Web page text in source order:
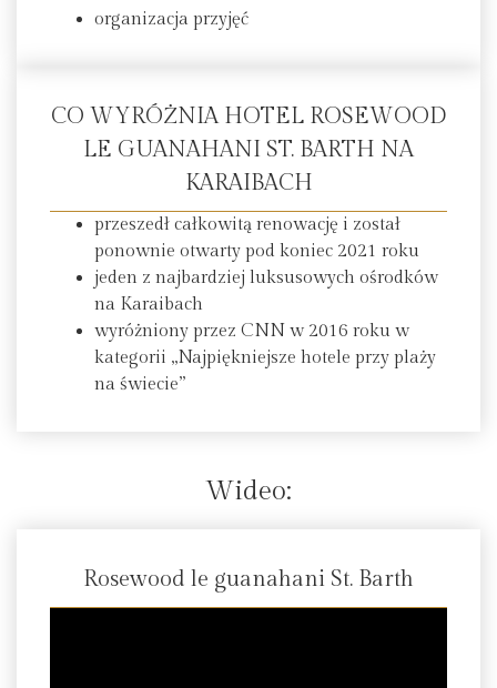
organizacja przyjęć
CO WYRÓŻNIA HOTEL ROSEWOOD
LE GUANAHANI ST. BARTH NA
KARAIBACH
przeszedł całkowitą renowację i został
ponownie otwarty pod koniec 2021 roku
jeden z najbardziej luksusowych ośrodków
na Karaibach
wyróżniony przez CNN w 2016 roku w
kategorii „Najpiękniejsze hotele przy plaży
na świecie”
Wideo:
Rosewood le guanahani St. Barth